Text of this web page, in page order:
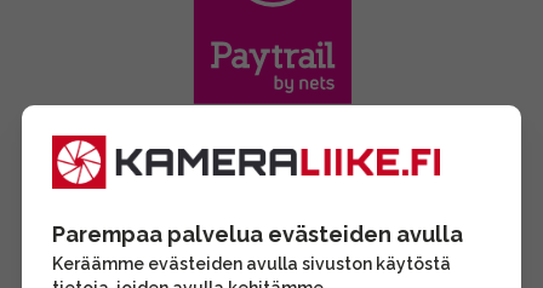
Parempaa palvelua evästeiden avulla
Keräämme evästeiden avulla sivuston käytöstä